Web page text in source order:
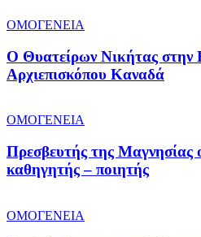
ΟΜΟΓΕΝΕΙΑ
O Θυατείρων Νικήτας στην
Αρχιεπισκόπου Καναδά
ΟΜΟΓΕΝΕΙΑ
Πρεσβευτής της Μαγνησίας
καθηγητής – ποιητής
ΟΜΟΓΕΝΕΙΑ